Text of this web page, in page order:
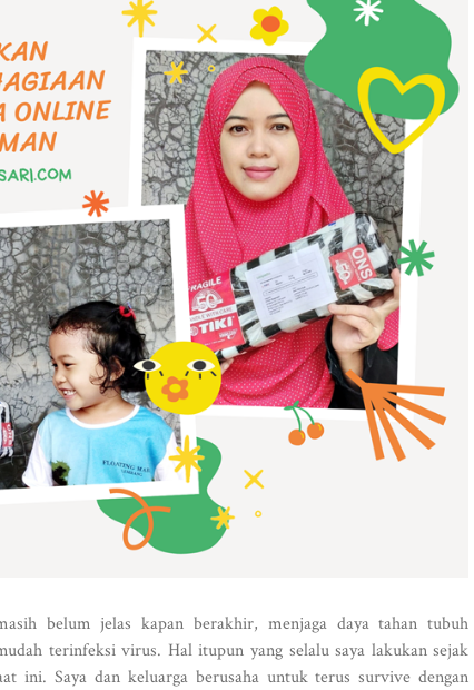
belum jelas kapan berakhir, menjaga daya tahan tubuh
terinfeksi virus. Hal itupun yang selalu saya lakukan sejak
ini. Saya dan keluarga berusaha untuk terus survive dengan